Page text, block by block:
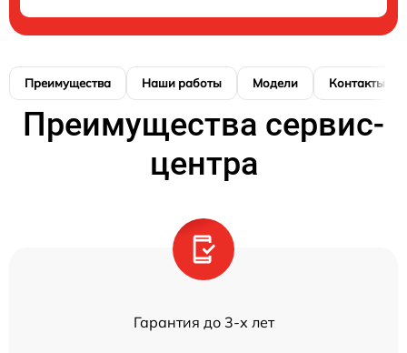
Преимущества Наши работы Модели Контакты
Преимущества сервис-
центра
Гарантия до 3-х лет